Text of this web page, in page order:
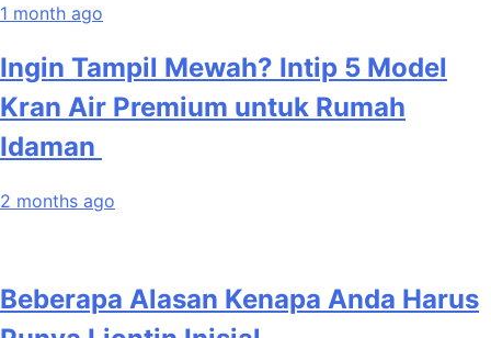
1 month ago
Ingin Tampil Mewah? Intip 5 Model
Kran Air Premium untuk Rumah
Idaman
2 months ago
Beberapa Alasan Kenapa Anda Harus